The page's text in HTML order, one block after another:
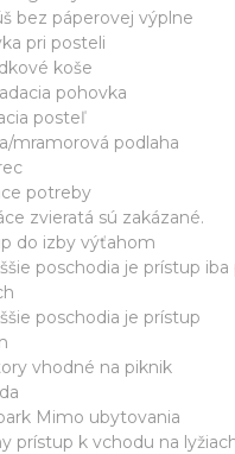
bez páperovej výplne
pri posteli
koše
pohovka
posteľ
mramorová podlaha
potreby
zvieratá sú zakázané.
do izby výťahom
poschodia je prístup iba
poschodia je prístup
vhodné na piknik
Mimo ubytovania
prístup k vchodu na